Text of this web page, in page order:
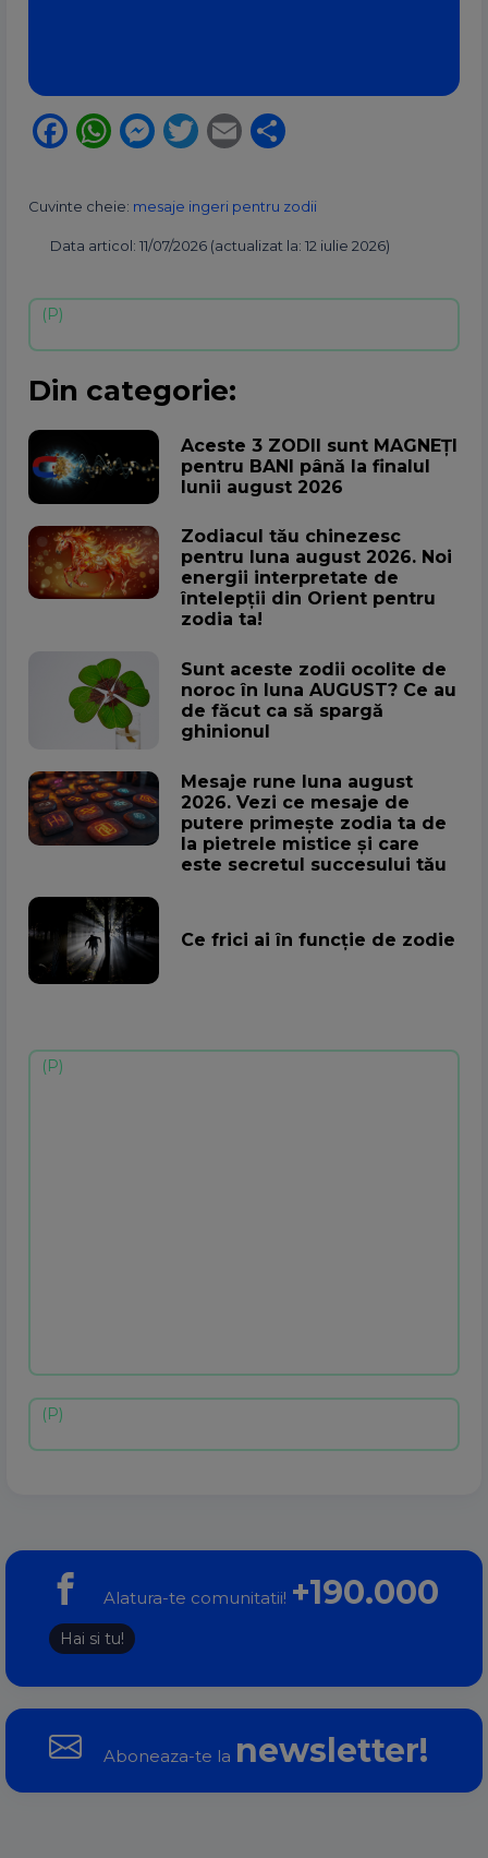
Facebook
WhatsApp
Messenger
Twitter
Email
Cuvinte cheie: mesaje ingeri pentru zodii
Data articol: 11/07/2026 (actualizat la: 12 iulie 2026)
Din categorie:
Aceste 3 ZODII sunt MAGNEȚI
pentru BANI până la finalul
lunii august 2026
Zodiacul tău chinezesc
pentru luna august 2026. Noi
energii interpretate de
întelepții din Orient pentru
zodia ta!
Sunt aceste zodii ocolite de
noroc în luna AUGUST? Ce au
de făcut ca să spargă
ghinionul
Mesaje rune luna august
2026. Vezi ce mesaje de
putere primește zodia ta de
la pietrele mistice și care
este secretul succesului tău
Ce frici ai în funcție de zodie
Alatura-te comunitatii! +190.000
Hai si tu!
Aboneaza-te la newsletter!